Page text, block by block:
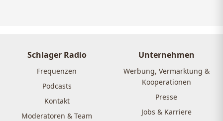
Schlager Radio
Frequenzen
Podcasts
Kontakt
Moderatoren & Team
Unternehmen
Werbung, Vermarktung &
Kooperationen
Presse
Jobs & Karriere